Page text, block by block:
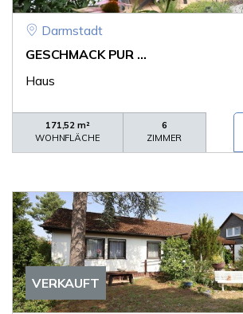
Darmstadt
GESCHMACK PUR ...
Haus
171,52 m²
WOHNFLÄCHE
6
ZIMMER
VERKAUFT